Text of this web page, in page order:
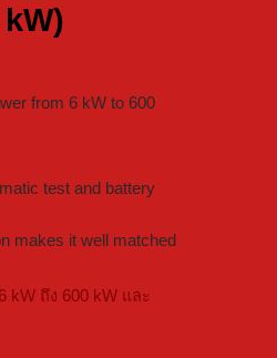
from 6 kW to 600
test and battery
makes it well matched
kW ถึง 600 kW และ